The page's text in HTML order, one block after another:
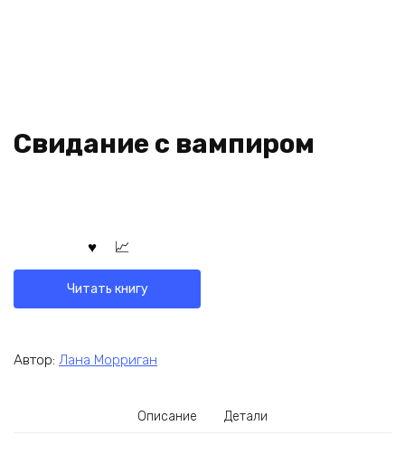
Свидание с вампиром
Читать книгу
Автор: Лана Морриган
Описание Детали